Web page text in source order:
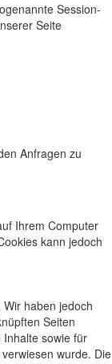
Session-
Seite
Anfragen zu
Ihrem Computer
kann jedoch
haben jedoch
Seiten
sowie für
wurde. Die